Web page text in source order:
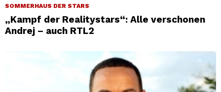
SOMMERHAUS DER STARS
„Kampf der Realitystars“: Alle verschonen
Andrej – auch RTL2